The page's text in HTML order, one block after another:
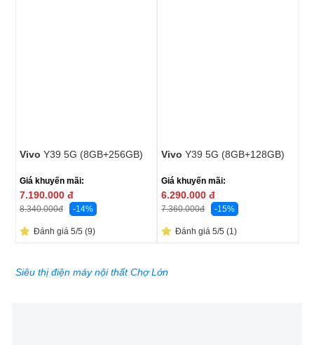
Vivo Y39 5G (8GB+256GB)
Giá khuyến mãi:
7.190.000 đ
8.340.000đ -14%
Đánh giá 5/5 (9)
Vivo Y39 5G (8GB+128GB)
Giá khuyến mãi:
6.290.000 đ
7.360.000đ -15%
Đánh giá 5/5 (1)
Siêu thị điện máy nội thất Chợ Lớn